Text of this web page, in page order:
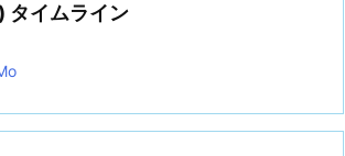
イムライン